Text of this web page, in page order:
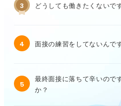
3 どうしても働きたくないで
4 面接の練習をしてないんで
5
最終面接に落ちて辛いので
か？